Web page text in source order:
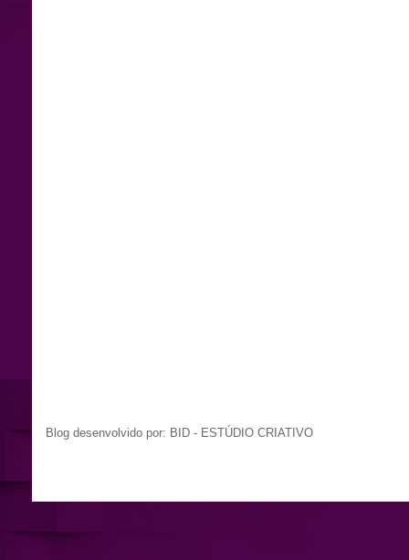
Blog desenvolvido por: BID - ESTÚDIO CRIATIVO